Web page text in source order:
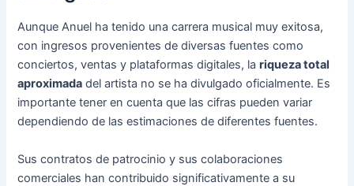
Aunque Anuel ha tenido una carrera musical muy exitosa,
con ingresos provenientes de diversas fuentes como
conciertos, ventas y plataformas digitales, lariqueza total
aproximada del artista no se ha divulgado oficialmente. Es
importante tener en cuenta que las cifras pueden variar
dependiendo de las estimaciones de diferentes fuentes.
Sus contratos de patrocinio y sus colaboraciones
comerciales han contribuido significativamente a su